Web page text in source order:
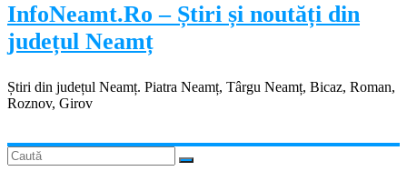
InfoNeamt.Ro – Știri și noutăți din
județul Neamț
Știri din județul Neamț. Piatra Neamț, Târgu Neamț, Bicaz, Roman,
Roznov, Girov